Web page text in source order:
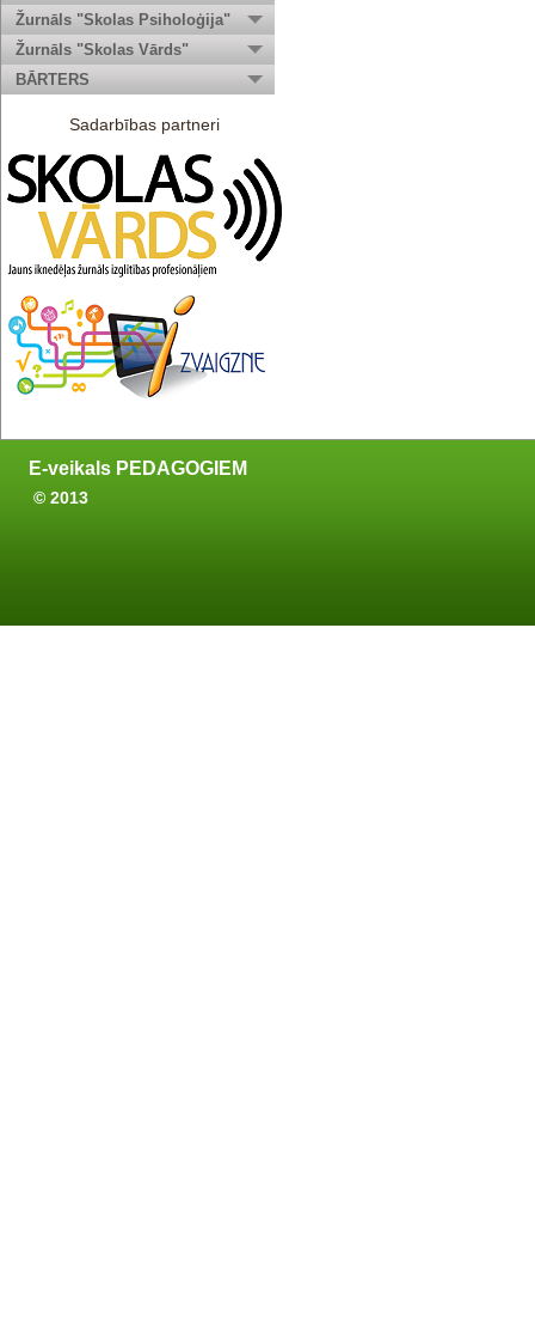
Žurnāls "Skolas Psiholoģija"
Žurnāls "Skolas Vārds"
BĀRTERS
Sadarbības partneri
E-veikals PEDAGOGIEM
© 2013